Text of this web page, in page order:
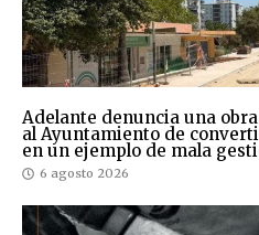
Adelante denuncia una
al Ayuntamiento de
en un ejemplo de mala
6 agosto 2026